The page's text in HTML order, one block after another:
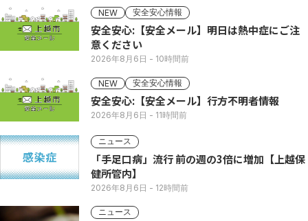
NEW 安全安心情報
安全安心:【安全メール】明日は熱中症にご注
意ください
2026年8月6日 - 10時間前
NEW 安全安心情報
安全安心:【安全メール】行方不明者情報
2026年8月6日 - 11時間前
ニュース
「手足口病」流行 前の週の3倍に増加【上越保
健所管内】
2026年8月6日 - 12時間前
ニュース